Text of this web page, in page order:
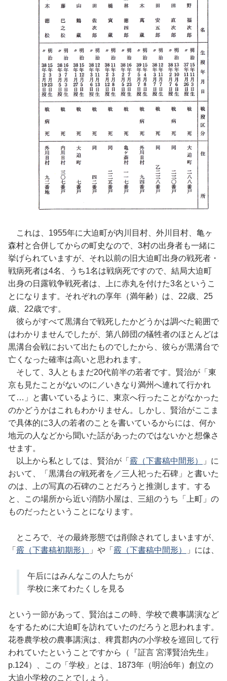
これは、1955年に大迫町が内川目村、外川目村、亀ヶ
森村と合併してからの町史なので、3村の出身者も一緒に
挙げられていますが、それ以前の旧大迫町出身の戦死者・
戦病死者は4名、うち1名は戦病死ですので、結局大迫町
出身の日露戦争戦死者は、上に赤丸を付けた3名というこ
とになります。それぞれの享年（満年齢）は、22歳、25
歳、22歳です。
彼らがすべて黒溝台で戦死したかどうかは調べた範囲で
はわかりませんでしたが、第八師団の犠牲者のほとんどは
黒溝台会戦において出たものでしたから、彼らが黒溝台で
亡くなった確率は高いと思われます。
そして、3人ともまだ20代前半の若者です。賢治が「東
京も見たことがないのに／いきなり満州へ連れて行かれ
て…」と書いているように、東京へ行ったことがなかった
のかどうかはこれもわかりません。しかし、賢治がここま
で具体的に3人の若者のことを書いているからには、何か
地元の人などから聞いた話があったのではないかと想像さ
せます。
以上から私としては、賢治が「 霰（下書稿中間形）
」に
おいて、「黒溝台の戦死者を／三人祀った石碑」と書いた
のは、上の写真の石碑のことだろうと推測します。する
と、この場所から近い消防小屋は、三組のうち「上町」の
ものだったということになります。
ところで、その最終形態では削除されてしまいますが、
「 霰（下書稿初期形） 」や「 霰（下書稿中間形） 」には、
午后にはみんなこの人たちが
学校に来てわたくしを見る
という一節があって、賢治はこの時、学校で農事講演など
をするために大迫町を訪れていたのだろうと思われます。
花巻農学校の農事講演は、稗貫郡内の小学校を巡回して行
われていたということですから（『証言 宮澤賢治先生』
p.124）、この「学校」とは、1873年（明治6年）創立の
大迫小学校のことでしょう。